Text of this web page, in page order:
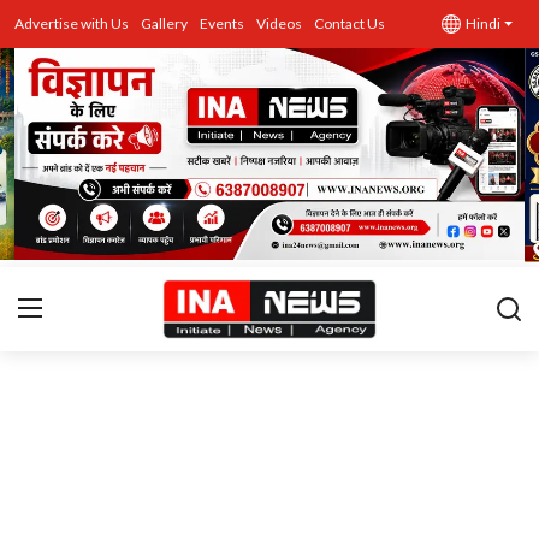
Advertise with Us Gallery Events Videos Contact Us Hindi
उत्तर प्रदेश
Advertise with Us
Events
राज्य